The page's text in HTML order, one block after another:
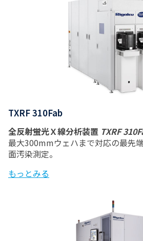
TXRF 310Fab
全反射蛍光Ｘ線分析装置 TXRF
最大300mmウェハまで対応の最先
面汚染測定。
もっとみる